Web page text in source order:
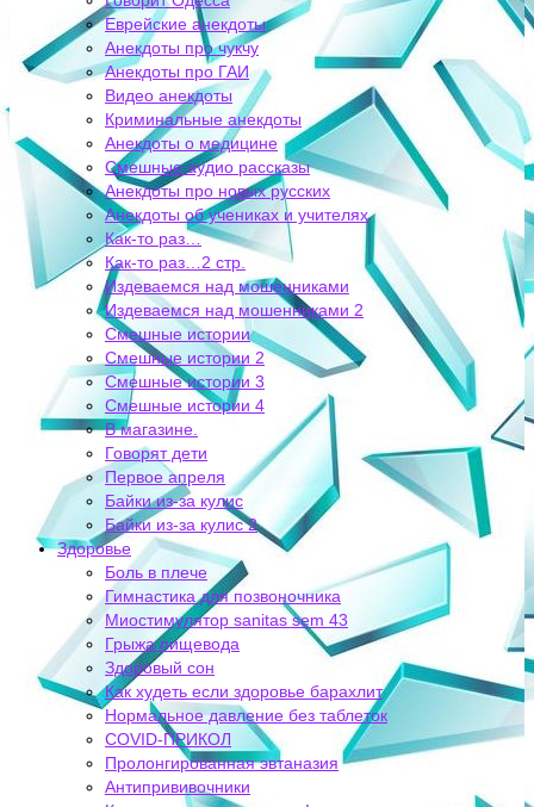
Еврейские анекдоты
Анекдоты про чукчу
Анекдоты про ГАИ
Видео анекдоты
Криминальные анекдоты
Анекдоты о медицине
Смешные аудио рассказы
Анекдоты про новых русских
Анекдоты об учениках и учителях
Как-то раз…
Как-то раз…2 стр.
Издеваемся над мошенниками
Издеваемся над мошенниками 2
Смешные истории
Смешные истории 2
Смешные истории 3
Смешные истории 4
В магазине.
Говорят дети
Первое апреля
Байки из-за кулис
Байки из-за кулис 2
Здоровье
Боль в плече
Гимнастика для позвоночника
Миостимулятор sanitas sem 43
Грыжа пищевода
Здоровый сон
Как худеть если здоровье барахлит
Нормальное давление без таблеток
COVID-ПРИКОЛ
Пролонгированная эвтаназия
Антипрививочники